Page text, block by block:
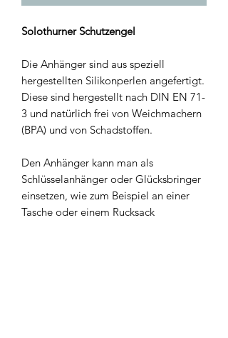
Solothurner Schutzengel
Die Anhänger sind aus speziell
hergestellten Silikonperlen angefertigt.
Diese sind hergestellt nach DIN EN 71-
3 und natürlich frei von Weichmachern
(BPA) und von Schadstoffen.
Den Anhänger kann man als
Schlüsselanhänger oder Glücksbringer
einsetzen, wie zum Beispiel an einer
Tasche oder einem Rucksack